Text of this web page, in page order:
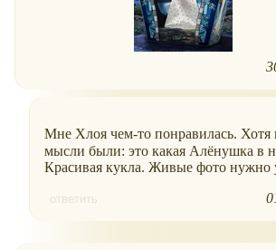
Мне Хлоя чем-то понравилась. Хотя
мысли были: это какая Алёнушка в
Красивая кукла. Живые фото нужно
ответить